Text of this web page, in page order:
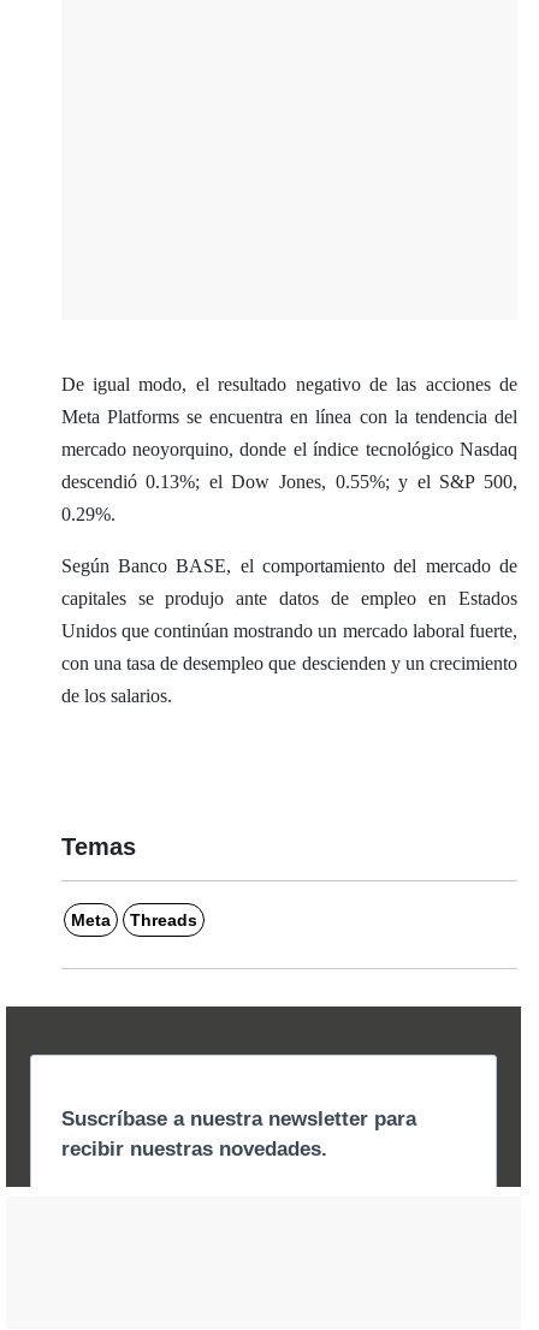
De igual modo, el resultado negativo de las acciones de
Meta Platforms se encuentra en línea con la tendencia del
mercado neoyorquino, donde el índice tecnológico Nasdaq
descendió 0.13%; el Dow Jones, 0.55%; y el S&P 500,
0.29%.
Según Banco BASE, el comportamiento del mercado de
capitales se produjo ante datos de empleo en Estados
Unidos que continúan mostrando un mercado laboral fuerte,
con una tasa de desempleo que descienden y un crecimiento
de los salarios.
Temas
Meta Threads